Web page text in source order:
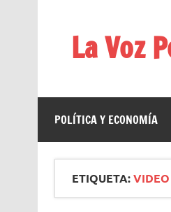
La Voz
POLÍTICA Y ECONOMÍA
ETIQUETA: